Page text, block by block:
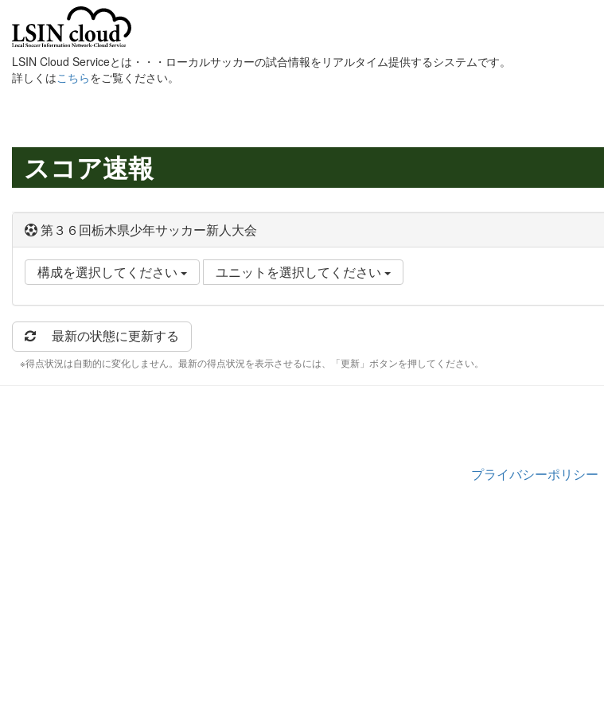
LSIN Cloud Serviceとは・・・ローカルサッカーの試合情報をリアルタイム提供するシステムです。
詳しくはこちらをご覧ください。
スコア速報
第３６回栃木県少年サッカー新人大会
構成を選択してください ユニットを選択してください
最新の状態に更新する
※得点状況は自動的に変化しません。最新の得点状況を表示させるには、「更新」ボタンを押してください。
プライバシーポリシー